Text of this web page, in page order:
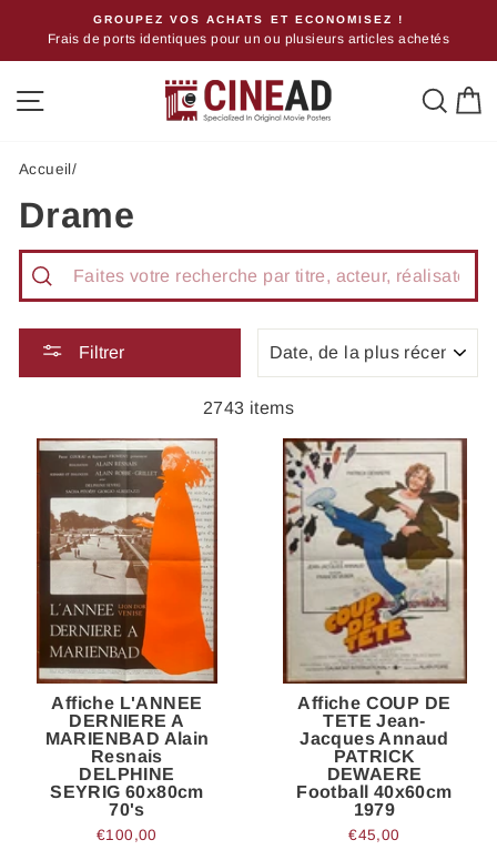
GROUPEZ VOS ACHATS ET ECONOMISEZ !
Frais de ports identiques pour un ou plusieurs articles achetés
Accueil/
Drame
Recherche
Filtrer
2743 items
Affiche L'ANNEE
DERNIERE A
MARIENBAD Alain
Resnais
DELPHINE
SEYRIG 60x80cm
70's
€100,00
Affiche COUP DE
TETE Jean-
Jacques Annaud
PATRICK
DEWAERE
Football 40x60cm
1979
€45,00